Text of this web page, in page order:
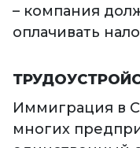
– компания
оплачивать
Иммиграция в
многих